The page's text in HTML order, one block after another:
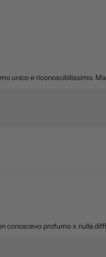
unico e riconoscibilissimo.
conoscevo profumo x nulla